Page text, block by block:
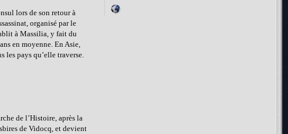
lors de son retour à
organisé par le
à Massilia, y fait du
en moyenne. En Asie,
les pays qu’elle traverse.
de l’Histoire, après la
de Vidocq, et devient